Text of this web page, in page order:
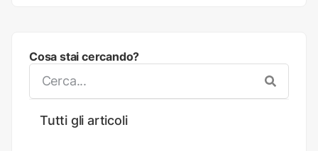
Cosa stai cercando?
Tutti gli articoli